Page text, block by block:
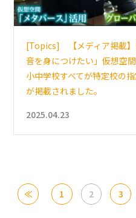
[Topics] 【メディア掲載】
音を身につけたい」仮想空
小中学校すべてが特定校の
が掲載されました。
2025.04.23
投≪ 1 2 3